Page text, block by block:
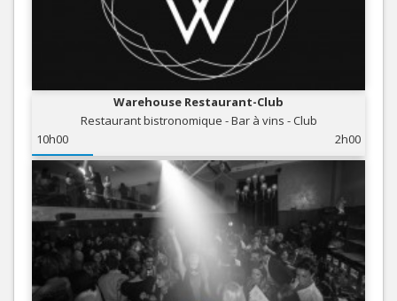
Warehouse Restaurant-Club
Restaurant bistronomique - Bar à vins - Club
10h00
2h00